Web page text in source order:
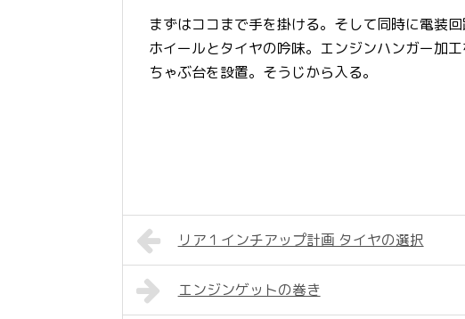
まずはココまで手を掛ける。そして同時に電装
ホイールとタイヤの吟味。エンジンハンガー加
ちゃぶ台を設置。そうじから入る。
リア１インチアップ計画 タイヤの選択
エンジンゲットの巻き